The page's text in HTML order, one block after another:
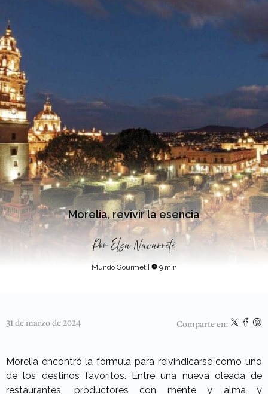
Morelia, revivir la esencia
Por Elsa Navarrete
Mundo Gourmet 9 min
31 de marzo de 2024 Comparte en:
Morelia encontró la fórmula para reivindicarse como uno
de los destinos favoritos. Entre una nueva oleada de
restaurantes, productores con mente y alma y